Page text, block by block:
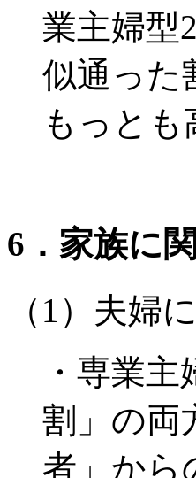
業主婦型
似通った
もっと
6．家族に
（1）夫婦
・専業
割」の両
者」から